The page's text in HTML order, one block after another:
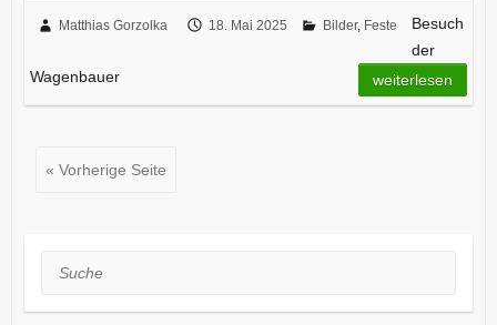
Matthias Gorzolka 18. Mai 2025 Bilder, Feste
Besuch
der
Wagenbauer
weiterlesen
« Vorherige Seite
Suche